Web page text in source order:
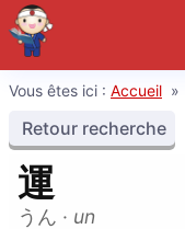
Vous êtes ici : Accueil »
Retour recherche
運
うん · un